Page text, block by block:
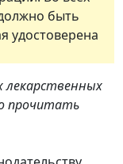
быть
удостоверена
лекарственных
прочитать